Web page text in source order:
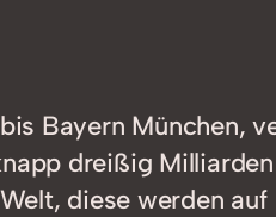
Bayern München,
dreißig
diese werden